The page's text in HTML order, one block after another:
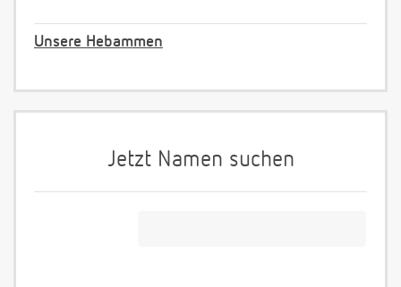
Unsere Hebammen
Jetzt Namen suchen